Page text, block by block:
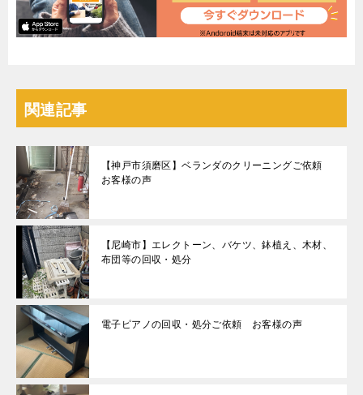
関連記事
【神戸市須磨区】ベランダのクリーニングご依頼
お客様の声
【尼崎市】エレクトーン、バケツ、鉢植え、木材、
布団等の回収・処分
電子ピアノの回収・処分ご依頼 お客様の声